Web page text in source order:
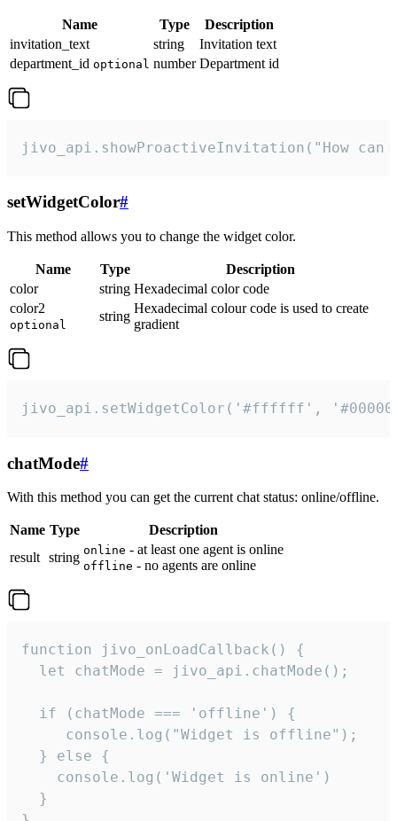
Name Type
Description
invitation_text
string
Invitation text
department_id optional number Department id
jivo_api.showProactiveInvitation("How
setWidgetColor#
This method allows you to change the widget color.
Name Type
Description
color
string Hexadecimal color code
color2
optional
string
Hexadecimal colour code is used to create
gradient
jivo_api.setWidgetColor('#ffffff',
chatMode#
With this method you can get the current chat status: online/offline.
Name Type
Description
result string online - at least one agent is online
offline - no agents are online
function jivo_onLoadCallback() {
  let chatMode = jivo_api.chatMode();
  if (chatMode === 'offline') {
     console.log("Widget is offline");
  } else {
    console.log('Widget is online')
  }